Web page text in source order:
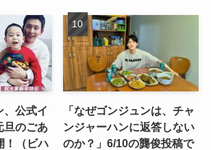
(32)
(31)
(32)
、公式イ
旦のごあ
！（ビハ
「なぜゴンジュンは、チャ
ンジャーハンに返答しない
のか？」6/10の龔俊投稿で